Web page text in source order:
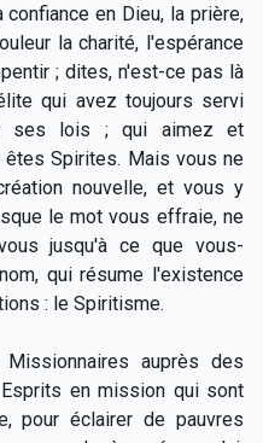
en Dieu, la prière,
la charité, l'espérance
; dites, n'est-ce pas là
qui avez toujours servi
ses lois ; qui aimez et
êtes Spirites. Mais vous ne
nouvelle, et vous y
le mot vous effraie, ne
jusqu'à ce que vous-
qui résume l'existence
: le Spiritisme.
auprès des
en mission qui sont
pour éclairer de pauvres